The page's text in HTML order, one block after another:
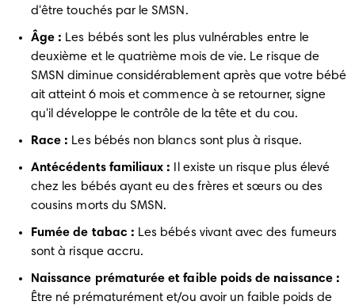
d'être touchés par le SMSN.
Âge : Les bébés sont les plus vulnérables entre le
deuxième et le quatrième mois de vie. Le risque de
SMSN diminue considérablement après que votre bébé
ait atteint 6 mois et commence à se retourner, signe
qu'il développe le contrôle de la tête et du cou.
Race : Les bébés non blancs sont plus à risque.
Antécédents familiaux : Il existe un risque plus élevé
chez les bébés ayant eu des frères et sœurs ou des
cousins morts du SMSN.
Fumée de tabac : Les bébés vivant avec des fumeurs
sont à risque accru.
Naissance prématurée et faible poids de naissance :
Être né prématurément et/ou avoir un faible poids de